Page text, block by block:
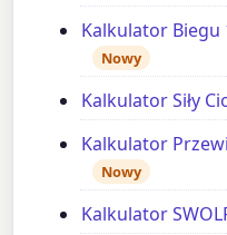
Kalkulator
Nowy
Kalkulator Siły
Kalkulator
Nowy
Kalkulator